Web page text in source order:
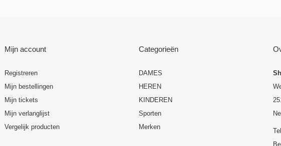
Mijn account
Registreren
Mijn bestellingen
Mijn tickets
Mijn verlanglijst
Vergelijk producten
Categorieën
DAMES
HEREN
KINDEREN
Sporten
Merken